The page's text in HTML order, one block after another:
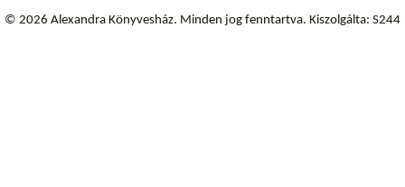
© 2026 Alexandra Könyvesház. Minden jog fenntartva. Kiszolgálta: S244